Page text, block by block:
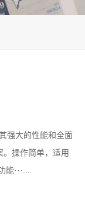
强大的性能和全面
操作简单，适用
···...